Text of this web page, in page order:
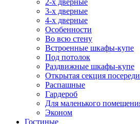
2-х дверные
3-х дверные
4-х дверные
Особенности
Во всю стену
Встроенные шкафы-купе
Под потолок
Раздвижные шкафы-купе
Открытая секция
Распашные
Гардероб
Для маленького
Эконом
Гостиные